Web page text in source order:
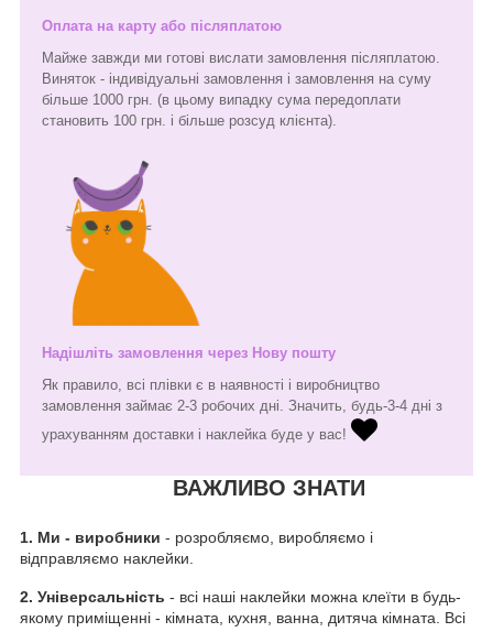
Оплата на карту або післяплатою
Майже завжди ми готові вислати замовлення післяплатою.
Виняток - індивідуальні замовлення і замовлення на суму
більше 1000 грн. (в цьому випадку сума передоплати
становить 100 грн. і більше розсуд клієнта).
Надішліть замовлення через Нову пошту
Як правило, всі плівки є в наявності і виробництво
замовлення займає 2-3 робочих дні. Значить, будь-3-4 дні з
урахуванням доставки і наклейка буде у вас!
ВАЖЛИВО ЗНАТИ
1. Ми - виробники - розробляємо, виробляємо і
відправляємо наклейки.
2. Універсальність - всі наші наклейки можна клеїти в будь-
якому приміщенні - кімната, кухня, ванна, дитяча кімната. Всі